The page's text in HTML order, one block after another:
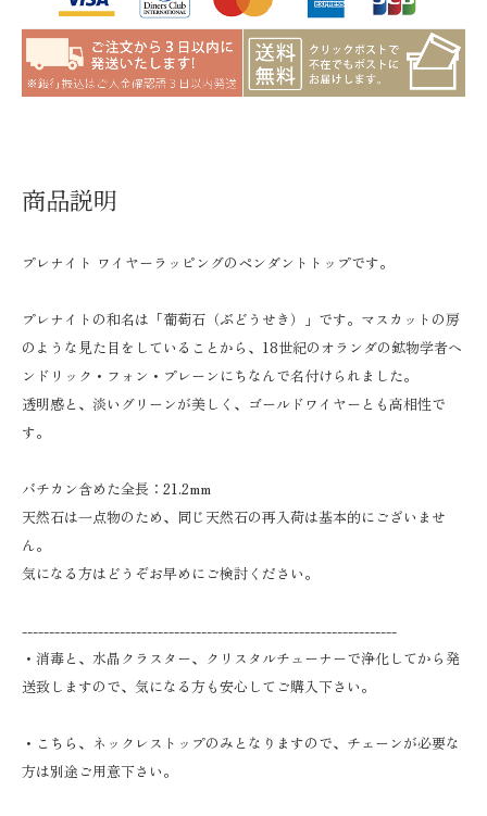
商品説明
プレナイト ワイヤーラッピングのペンダントトップです。
プレナイトの和名は「葡萄石（ぶどうせき）」です。マスカットの房
のような見た目をしていることから、18世紀のオランダの鉱物学者ヘ
ンドリック・フォン・プレーンにちなんで名付けられました。
透明感と、淡いグリーンが美しく、ゴールドワイヤーとも高相性で
す。
バチカン含めた全長：21.2mm
天然石は一点物のため、同じ天然石の再入荷は基本的にございませ
ん。
気になる方はどうぞお早めにご検討ください。
---------------------------------------------------------------------
・消毒と、水晶クラスター、クリスタルチューナーで浄化してから発
送致しますので、気になる方も安心してご購入下さい。
・こちら、ネックレストップのみとなりますので、チェーンが必要な
方は別途ご用意下さい。